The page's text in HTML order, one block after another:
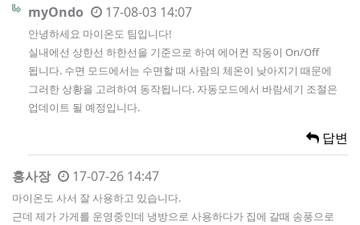
myOndo 17-08-03 14:07
안녕하세요 마이온도 팀입니다!
실내에선 상한선 하한선을 기준으로 하여 에어컨 작동이 On/Off
됩니다. 수면 모드에서는 수면할 때 사람의 체온이 낮아지기 때문에
그러한 상황을 고려하여 동작됩니다. 자동모드에서 바람세기 조절은
업데이트 될 예정입니다.
답변
홍사장 17-07-26 14:47
마이온도 사서 잘 사용하고 있습니다.
근데 제가 가게를 운영중인데 냉방으로 사용하다가 집에 갈때 송풍으로